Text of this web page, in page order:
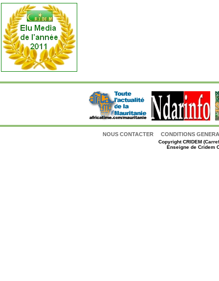
NOUS CONTACTER CONDITIONS
CopyrightCRIDEM
Enseigne de Cridem